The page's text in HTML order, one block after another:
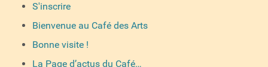
S'inscrire
Bienvenue au Café des Arts
Bonne visite !
La Page d’actus du Café…